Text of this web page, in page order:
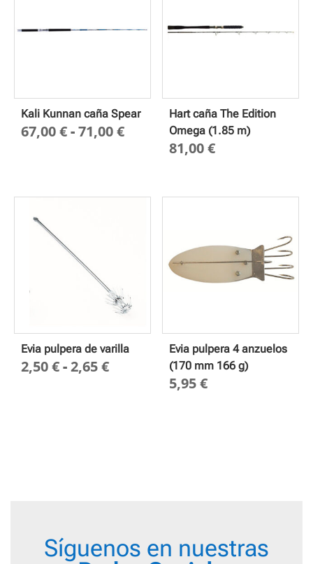
Kali Kunnan caña Spear
67,00€-71,00€Rango
67,00 €
Hart caña The Edition
Omega (1.85 m)
81,00€
Evia pulpera de varilla
2,50€-2,65€Rango
Evia pulpera 4 anzuelos
(170 mm 166 g)
5,95€
Síguenos en nuestras